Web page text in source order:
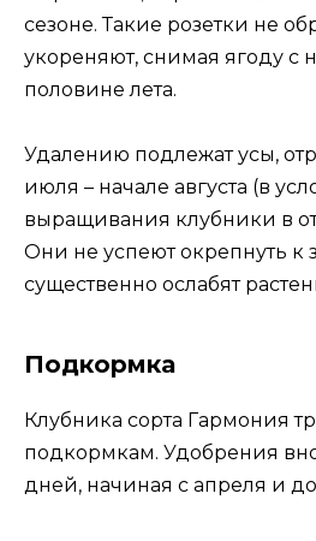
сезоне. Такие розетки не
укореняют, снимая ягоду с
половине лета.
Удалению подлежат усы,
июля – начале августа (в
выращивания клубники в
Они не успеют окрепнуть
существенно ослабят
Подкормка
Клубника сорта Гармония
подкормкам. Удобрения
дней, начиная с апреля и